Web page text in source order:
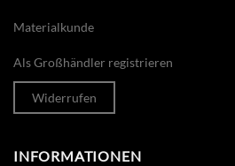
Materialkunde
Als Großhändler registrieren
Widerrufen
INFORMATIONEN